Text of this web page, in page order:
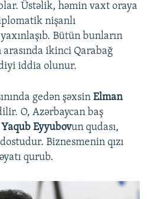
Üstəlik, həmin vaxt oraya
nişanlı
Bütün bunların
ikinci Qarabağ
iddia olunur.
gedən şəxsin Elman
O, Azərbaycan baş
Yaqub Eyyubovun qudası,
Biznesmenin qızı
qurub.